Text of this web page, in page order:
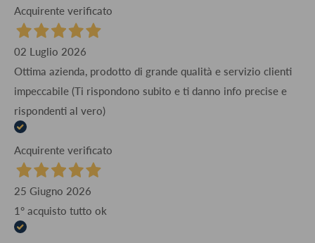
Acquirente verificato
02 Luglio 2026
Ottima azienda, prodotto di grande qualità e servizio clienti
impeccabile (Ti rispondono subito e ti danno info precise e
rispondenti al vero)
Acquirente verificato
25 Giugno 2026
1° acquisto tutto ok